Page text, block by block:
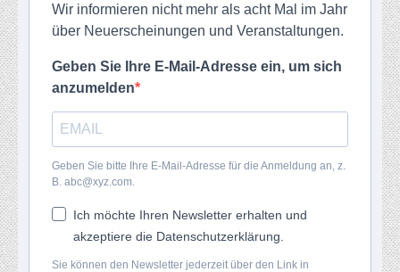
Wir informieren nicht mehr als acht Mal im Jahr
über Neuerscheinungen und Veranstaltungen.
Geben Sie Ihre E-Mail-Adresse ein, um sich
anzumelden
Geben Sie bitte Ihre E-Mail-Adresse für die Anmeldung an, z.
B. abc@xyz.com.
Ich möchte Ihren Newsletter erhalten und
akzeptiere die Datenschutzerklärung.
Sie können den Newsletter jederzeit über den Link in